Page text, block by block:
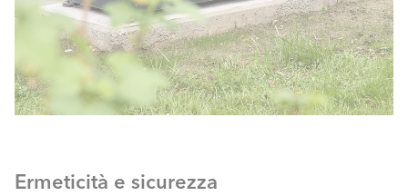
Ermeticità e sicurezza